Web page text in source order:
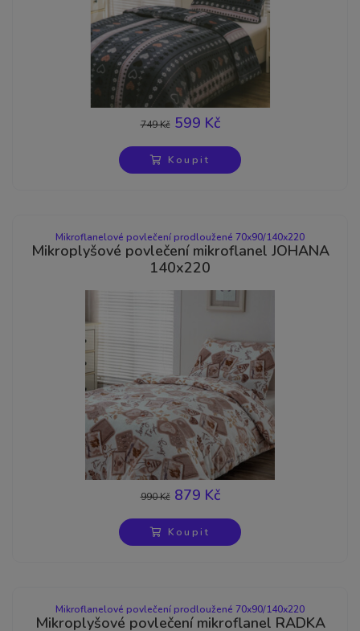
749 Kč599 Kč
Koupit
Mikroflanelové povlečení prodloužené 70x90/140x220
Mikroplyšové povlečení mikroflanel JOHANA
140x220
990 Kč879 Kč
Koupit
Mikroflanelové povlečení prodloužené 70x90/140x220
Mikroplyšové povlečení mikroflanel RADKA